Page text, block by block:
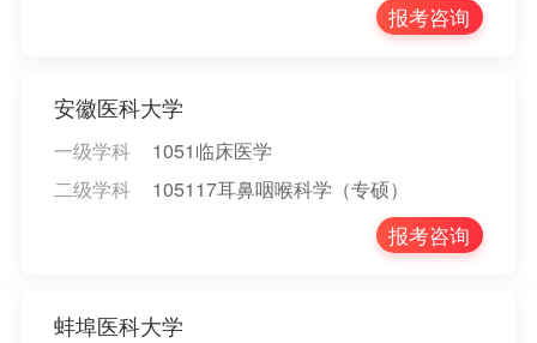
报考咨询
安徽医科大学
一级学科
1051临床医学
二级学科
105117耳鼻咽喉科学（专硕）
报考咨询
蚌埠医科大学